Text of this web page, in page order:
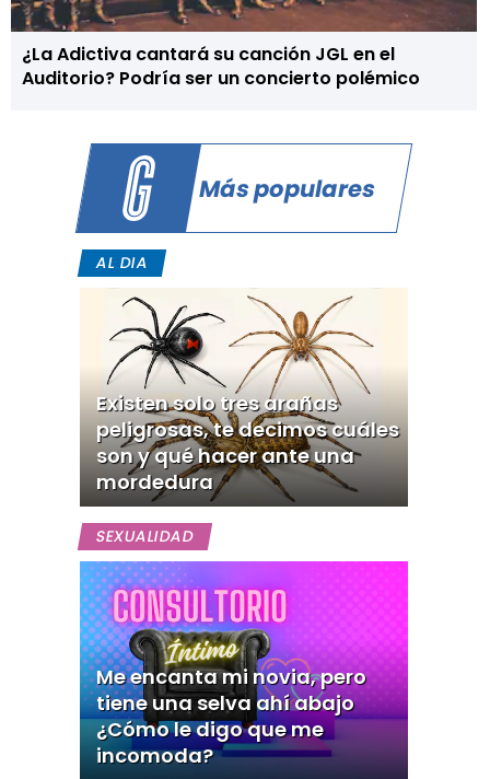
¿La Adictiva cantará su canción JGL en el
Auditorio? Podría ser un concierto polémico
Más populares
AL DIA
Existen solo tres arañas
peligrosas, te decimos cuáles
son y qué hacer ante una
mordedura
SEXUALIDAD
Me encanta mi novia, pero
tiene una selva ahí abajo
¿Cómo le digo que me
incomoda?